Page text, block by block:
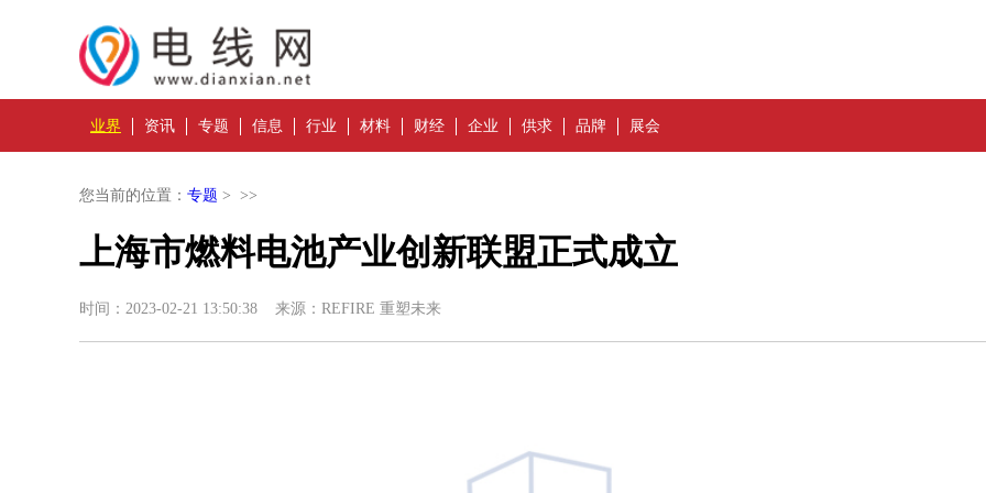
业界 资讯 专题 信息 行业 材料 财经 企业 供求 品牌 展会
您当前的位置： 专题 > >>
上海市燃料电池产业创新联盟正式成立
时间：2023-02-21 13:50:38 来源：REFIRE 重塑未来